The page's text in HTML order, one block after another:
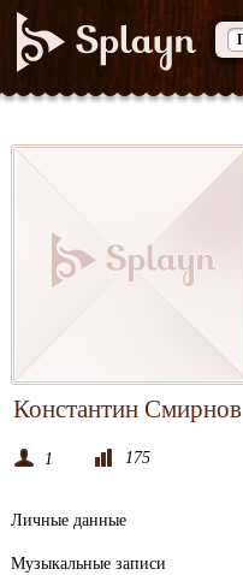
Константин Смирнов
1 175
Личные данные
Музыкальные записи